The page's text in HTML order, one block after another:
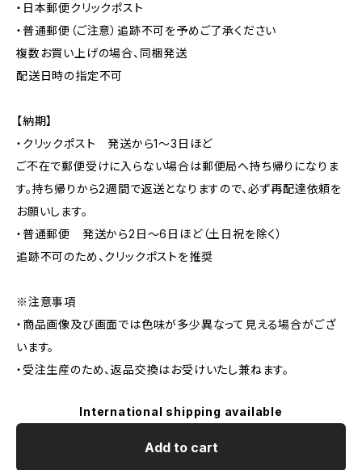
・日本郵便クリックポスト
・普通郵便（ご注意）追跡不可を予めご了承ください
複数お買い上げの場合、同梱発送
配送日時の指定不可
【納期】
・クリックポスト 発送から1〜3日ほど
ご不在で郵便受けに入らない場合は郵便局へ持ち帰りになりま
す。持ち帰りから2週間で返送となりますので、必ず再配達依頼を
お願いします。
・普通郵便 発送から2日〜6日ほど（土日祝を除く）
追跡不可のため、クリックポストを推奨
※注意事項
・商品画像及び画面では色味が多少異なって見える場合がござ
います。
・受注生産のため、返品交換はお受けいたし兼ねます。
International shipping available
Add to cart